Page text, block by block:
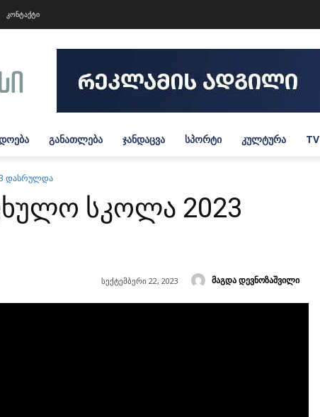
კონტაქტი
ᲒᲐᲜᲐᲗᲚᲔᲑᲐ ᲯᲐᲜᲓᲐᲪᲕᲐ ᲡᲞᲝᲠᲢᲘ ᲙᲣᲚᲢᲣᲠᲐ TV
დასრულდა
სკოლა 2023
მაგდა დევნოზაშვილი
სექტემბერი 22, 2023